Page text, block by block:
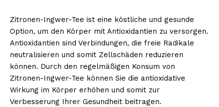
Zitronen-Ingwer-Tee ist eine köstliche und gesunde
Option, um den Körper mit Antioxidantien zu versorgen.
Antioxidantien sind Verbindungen, die freie Radikale
neutralisieren und somit Zellschäden reduzieren
können. Durch den regelmäßigen Konsum von
Zitronen-Ingwer-Tee können Sie die antioxidative
Wirkung im Körper erhöhen und somit zur
Verbesserung Ihrer Gesundheit beitragen.